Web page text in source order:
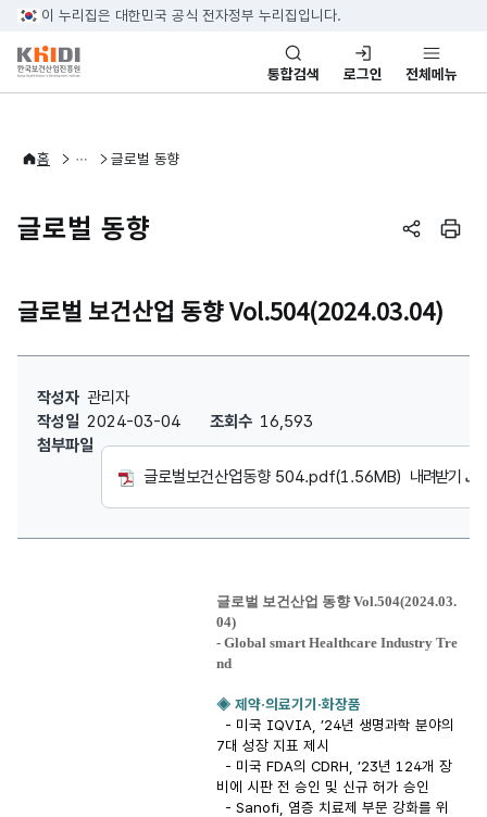
본문 바로가기
이 누리집은 대한민국 공식 전자정부 누리집입니다.
통합검색 로그인 전체메뉴
홈
바이오헬스산업정보
바이오헬스 리포트글로벌 동향
글로벌 동향 페이지 공
페이
글로벌 보건산업 동향 Vol.504(2024.03.04)
글로벌 보건산업 동향 Vol.504(2024.03.04) : 작성자, 작성일, 조회
작성자 관리자
작성일 2024-03-04 조회수 16,593
첨부파일
글로벌보건산업동향 504.pdf(1.56MB) 내려받기
글로벌 보건산업 동향 Vol.504(2024.03.
04)
- Global smart Healthcare Industry Tre
nd
◈ 제약·의료기기·화장품
- 미국 IQVIA, ’24년 생명과학 분야의
7대 성장 지표 제시
- 미국 FDA의 CDRH, ’23년 124개 장
비에 시판 전 승인 및 신규 허가 승인
- Sanofi, 염증 치료제 부문 강화를 위